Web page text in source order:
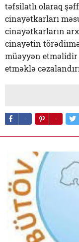
təfsilatlı olaraq
cinayətkarları
cinayətkarların
cinayətin
müəyyən etməlidir
etməklə